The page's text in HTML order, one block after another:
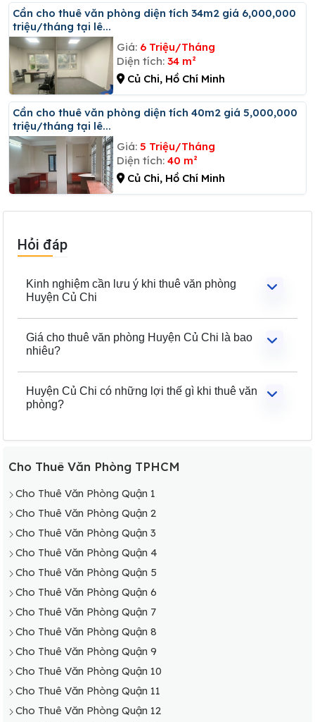
Cần cho thuê văn phòng diện tích 34m2 giá 6,000,000
triệu/tháng tại lê...
Giá: 6 Triệu/Tháng
Diện tích: 34 m²
Củ Chi, Hồ Chí Minh
Cần cho thuê văn phòng diện tích 40m2 giá 5,000,000
triệu/tháng tại lê...
Giá: 5 Triệu/Tháng
Diện tích: 40 m²
Củ Chi, Hồ Chí Minh
Hỏi đáp
Kinh nghiệm cần lưu ý khi thuê văn phòng
Huyện Củ Chi
Giá cho thuê văn phòng Huyện Củ Chi là bao
nhiêu?
Huyện Củ Chi có những lợi thế gì khi thuê văn
phòng?
Cho Thuê Văn Phòng TPHCM
Cho Thuê Văn Phòng Quận 1
Cho Thuê Văn Phòng Quận 2
Cho Thuê Văn Phòng Quận 3
Cho Thuê Văn Phòng Quận 4
Cho Thuê Văn Phòng Quận 5
Cho Thuê Văn Phòng Quận 6
Cho Thuê Văn Phòng Quận 7
Cho Thuê Văn Phòng Quận 8
Cho Thuê Văn Phòng Quận 9
Cho Thuê Văn Phòng Quận 10
Cho Thuê Văn Phòng Quận 11
Cho Thuê Văn Phòng Quận 12